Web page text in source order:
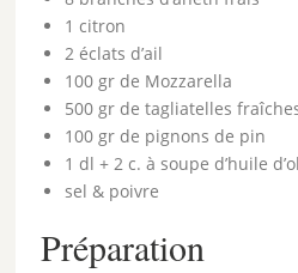
1 citron
2 éclats d’ail
100 gr de Mozzarella
500 gr de tagliatelles
100 gr de pignons de pin
1 dl + 2 c. à soupe d’huile
sel & poivre
Préparation